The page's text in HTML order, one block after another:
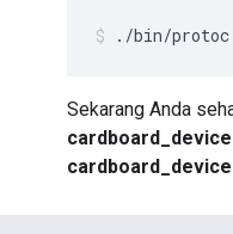
./bin/protoc --
Sekarang Anda